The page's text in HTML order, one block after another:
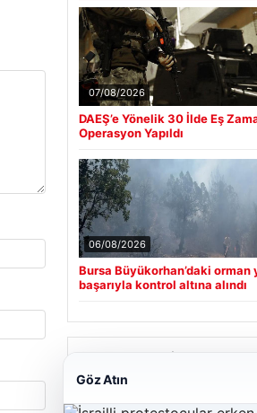
07/08/2026
DAEŞ’e Yönelik 30 İlde Eş
Operasyon Yapıldı
06/08/2026
Bursa Büyükorhan’daki orman
başarıyla kontrol altına alındı
Son Eklenen Firmalar
Cengiz Sigorta
Göz Atın